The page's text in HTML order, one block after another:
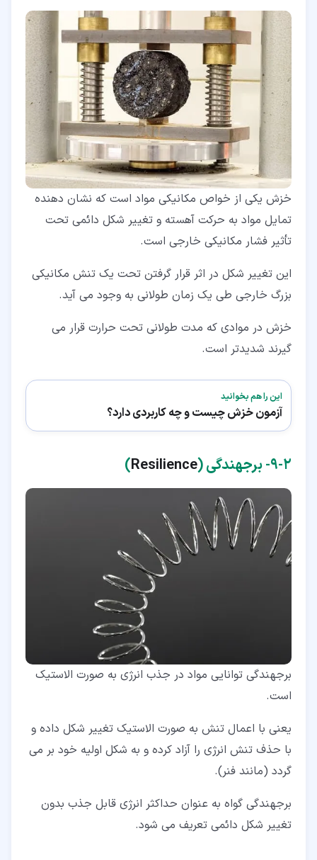
خزش یکی از خواص مکانیکی مواد است که نشان دهنده
تمایل مواد به حرکت آهسته و تغییر شکل دائمی تحت
تأثیر فشار مکانیکی خارجی است.
این تغییر شکل در اثر قرار گرفتن تحت یک تنش مکانیکی
بزرگ خارجی طی یک زمان طولانی به وجود می آید.
خزش در موادی که مدت طولانی تحت حرارت قرار می
گیرند شدیدتر است.
این را هم بخوانید
آزمون خزش چیست و چه کاربردی دارد؟
۲‏-‏۹‏- برجهندگی ( Resilience
)
برجهندگی توانایی مواد در جذب انرژی به صورت الاستیک
است.
یعنی با اعمال تنش به صورت الاستیک تغییر شکل داده و
با حذف تنش انرژی را آزاد کرده و به شکل اولیه خود بر می
گردد (مانند فنر).
برجهندگی گواه به عنوان حداکثر انرژی قابل جذب بدون
تغییر شکل دائمی تعریف می شود.